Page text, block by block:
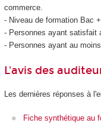
commerce.
- Niveau de formation Bac
- Personnes ayant satisfait
- Personnes ayant au
L'avis des
Les dernières réponses à
Fiche synthétique au